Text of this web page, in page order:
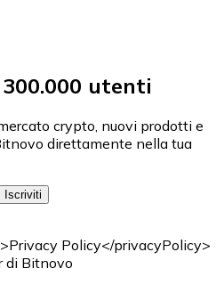
utenti
crypto, nuovi prodotti e
direttamente nella tua
Iscriviti
Policy</privacyPolicy>
di Bitnovo